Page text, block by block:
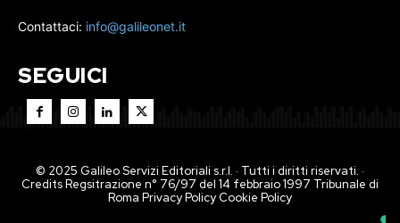
Contattaci: info@galileonet.it
SEGUICI
© 2025 Galileo Servizi Editoriali s.r.l. · Tutti i diritti riservati. ·
Credits Regsitrazione n° 76/97 del 14 febbraio 1997 Tribunale di
Roma Privacy PolicyCookie Policy